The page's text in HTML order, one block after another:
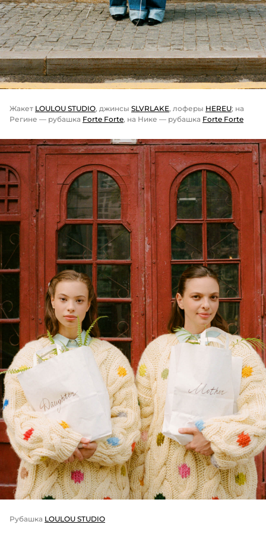
Жакет LOULOU STUDIO, джинсы SLVRLAKE, лоферы HEREU; на
Регине — рубашка Forte Forte, на Нике — рубашка Forte Forte
Рубашка LOULOU STUDIO